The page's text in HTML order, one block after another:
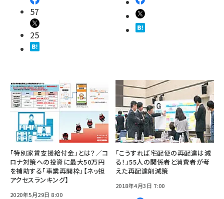
57
25
「特別家賃支援給付金」とは？／コ
ロナ対策への投資に最大50万円
を補助する「事業再開枠」【ネッ担
アクセスランキング】
2020年5月29日 8:00
「こうすれば宅配便の再配達は減
る！」55人の関係者と消費者が考
えた再配達削減策
2018年4月3日 7:00